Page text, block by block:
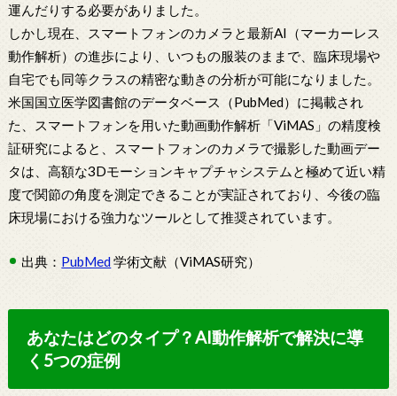
運んだりする必要がありました。
しかし現在、スマートフォンのカメラと最新AI（マーカーレス
動作解析）の進歩により、いつもの服装のままで、臨床現場や
自宅でも同等クラスの精密な動きの分析が可能になりました。
米国国立医学図書館のデータベース（PubMed）に掲載され
た、スマートフォンを用いた動画動作解析「ViMAS」の精度検
証研究によると、スマートフォンのカメラで撮影した動画デー
タは、高額な3Dモーションキャプチャシステムと極めて近い精
度で関節の角度を測定できることが実証されており、今後の臨
床現場における強力なツールとして推奨されています。
出典： PubMed学術文献（ViMAS研究）
あなたはどのタイプ？AI動作解析で解決に導
く5つの症例